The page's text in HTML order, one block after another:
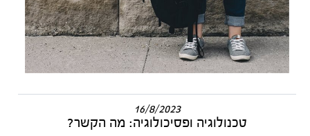
16/8/2023
טכנולוגיה ופסיכולוגיה: מה הקשר?